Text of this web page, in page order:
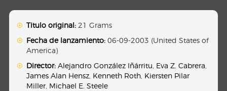
Titulo original: 21 Grams
Fecha de lanzamiento: 06-09-2003 (United States of
America)
Director: Alejandro González Iñárritu Eva Z. Cabrera
James Alan Hensz Kenneth Roth Kiersten Pilar
Miller Michael E. Steele